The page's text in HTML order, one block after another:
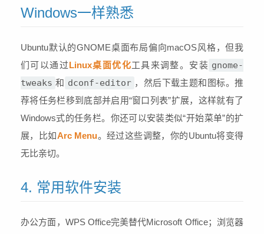
Windows一样熟悉
Ubuntu默认的GNOME桌面布局偏向macOS风格，但我
们可以通过Linux桌面优化工具来调整。安装 gnome-
tweaks 和 dconf-editor ，然后下载主题和图标。推
荐将任务栏移到底部并启用“窗口列表”扩展，这样就有了
Windows式的任务栏。你还可以安装类似“开始菜单”的扩
展，比如Arc Menu。经过这些调整，你的Ubuntu将变得
无比亲切。
4. 常用软件安装
办公方面，WPS Office完美替代Microsoft Office；浏览器